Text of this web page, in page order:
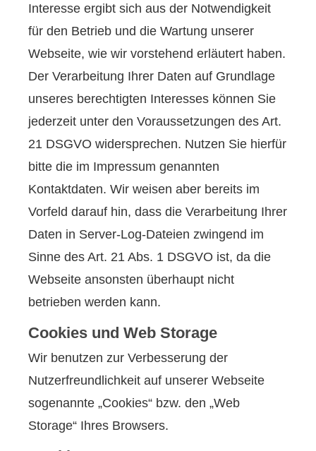
Interesse ergibt sich aus der Notwendigkeit
für den Betrieb und die Wartung unserer
Webseite, wie wir vorstehend erläutert haben.
Der Verarbeitung Ihrer Daten auf Grundlage
unseres berechtigten Interesses können Sie
jederzeit unter den Voraussetzungen des Art.
21 DSGVO widersprechen. Nutzen Sie hierfür
bitte die im Impressum genannten
Kontaktdaten. Wir weisen aber bereits im
Vorfeld darauf hin, dass die Verarbeitung Ihrer
Daten in Server-Log-Dateien zwingend im
Sinne des Art. 21 Abs. 1 DSGVO ist, da die
Webseite ansonsten überhaupt nicht
betrieben werden kann.
Cookies und Web Storage
Wir benutzen zur Verbesserung der
Nutzerfreundlichkeit auf unserer Webseite
sogenannte „Cookies“ bzw. den „Web
Storage“ Ihres Browsers.